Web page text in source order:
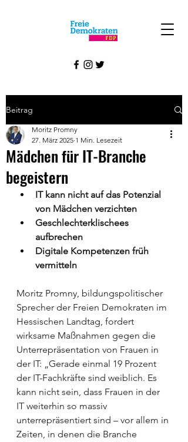
Beitrag
Mädchen für IT-Branche
begeistern
Moritz Promny
27. März 2025 1 Min. Lesezeit
IT kann nicht auf das Potenzial
von Mädchen verzichten
Geschlechterklischees
aufbrechen
Digitale Kompetenzen früh
vermitteln
Moritz Promny, bildungspolitischer
Sprecher der Freien Demokraten im
Hessischen Landtag, fordert
wirksame Maßnahmen gegen die
Unterrepräsentation von Frauen in
der IT: „Gerade einmal 19 Prozent
der IT-Fachkräfte sind weiblich. Es
kann nicht sein, dass Frauen in der
IT weiterhin so massiv
unterrepräsentiert sind – vor allem in
Zeiten, in denen die Branche